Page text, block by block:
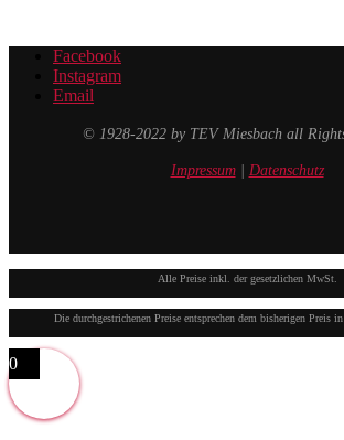
Facebook
Instagram
Email
© 1928-2022 by TEV Miesbach all
Impressum| Datenschutz
Alle Preise inkl. der gesetzlichen MwSt.
Die durchgestrichenen Preise entsprechen dem bisherigen Preis
0